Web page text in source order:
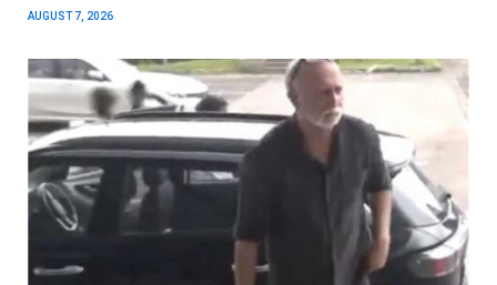
AUGUST 7, 2026